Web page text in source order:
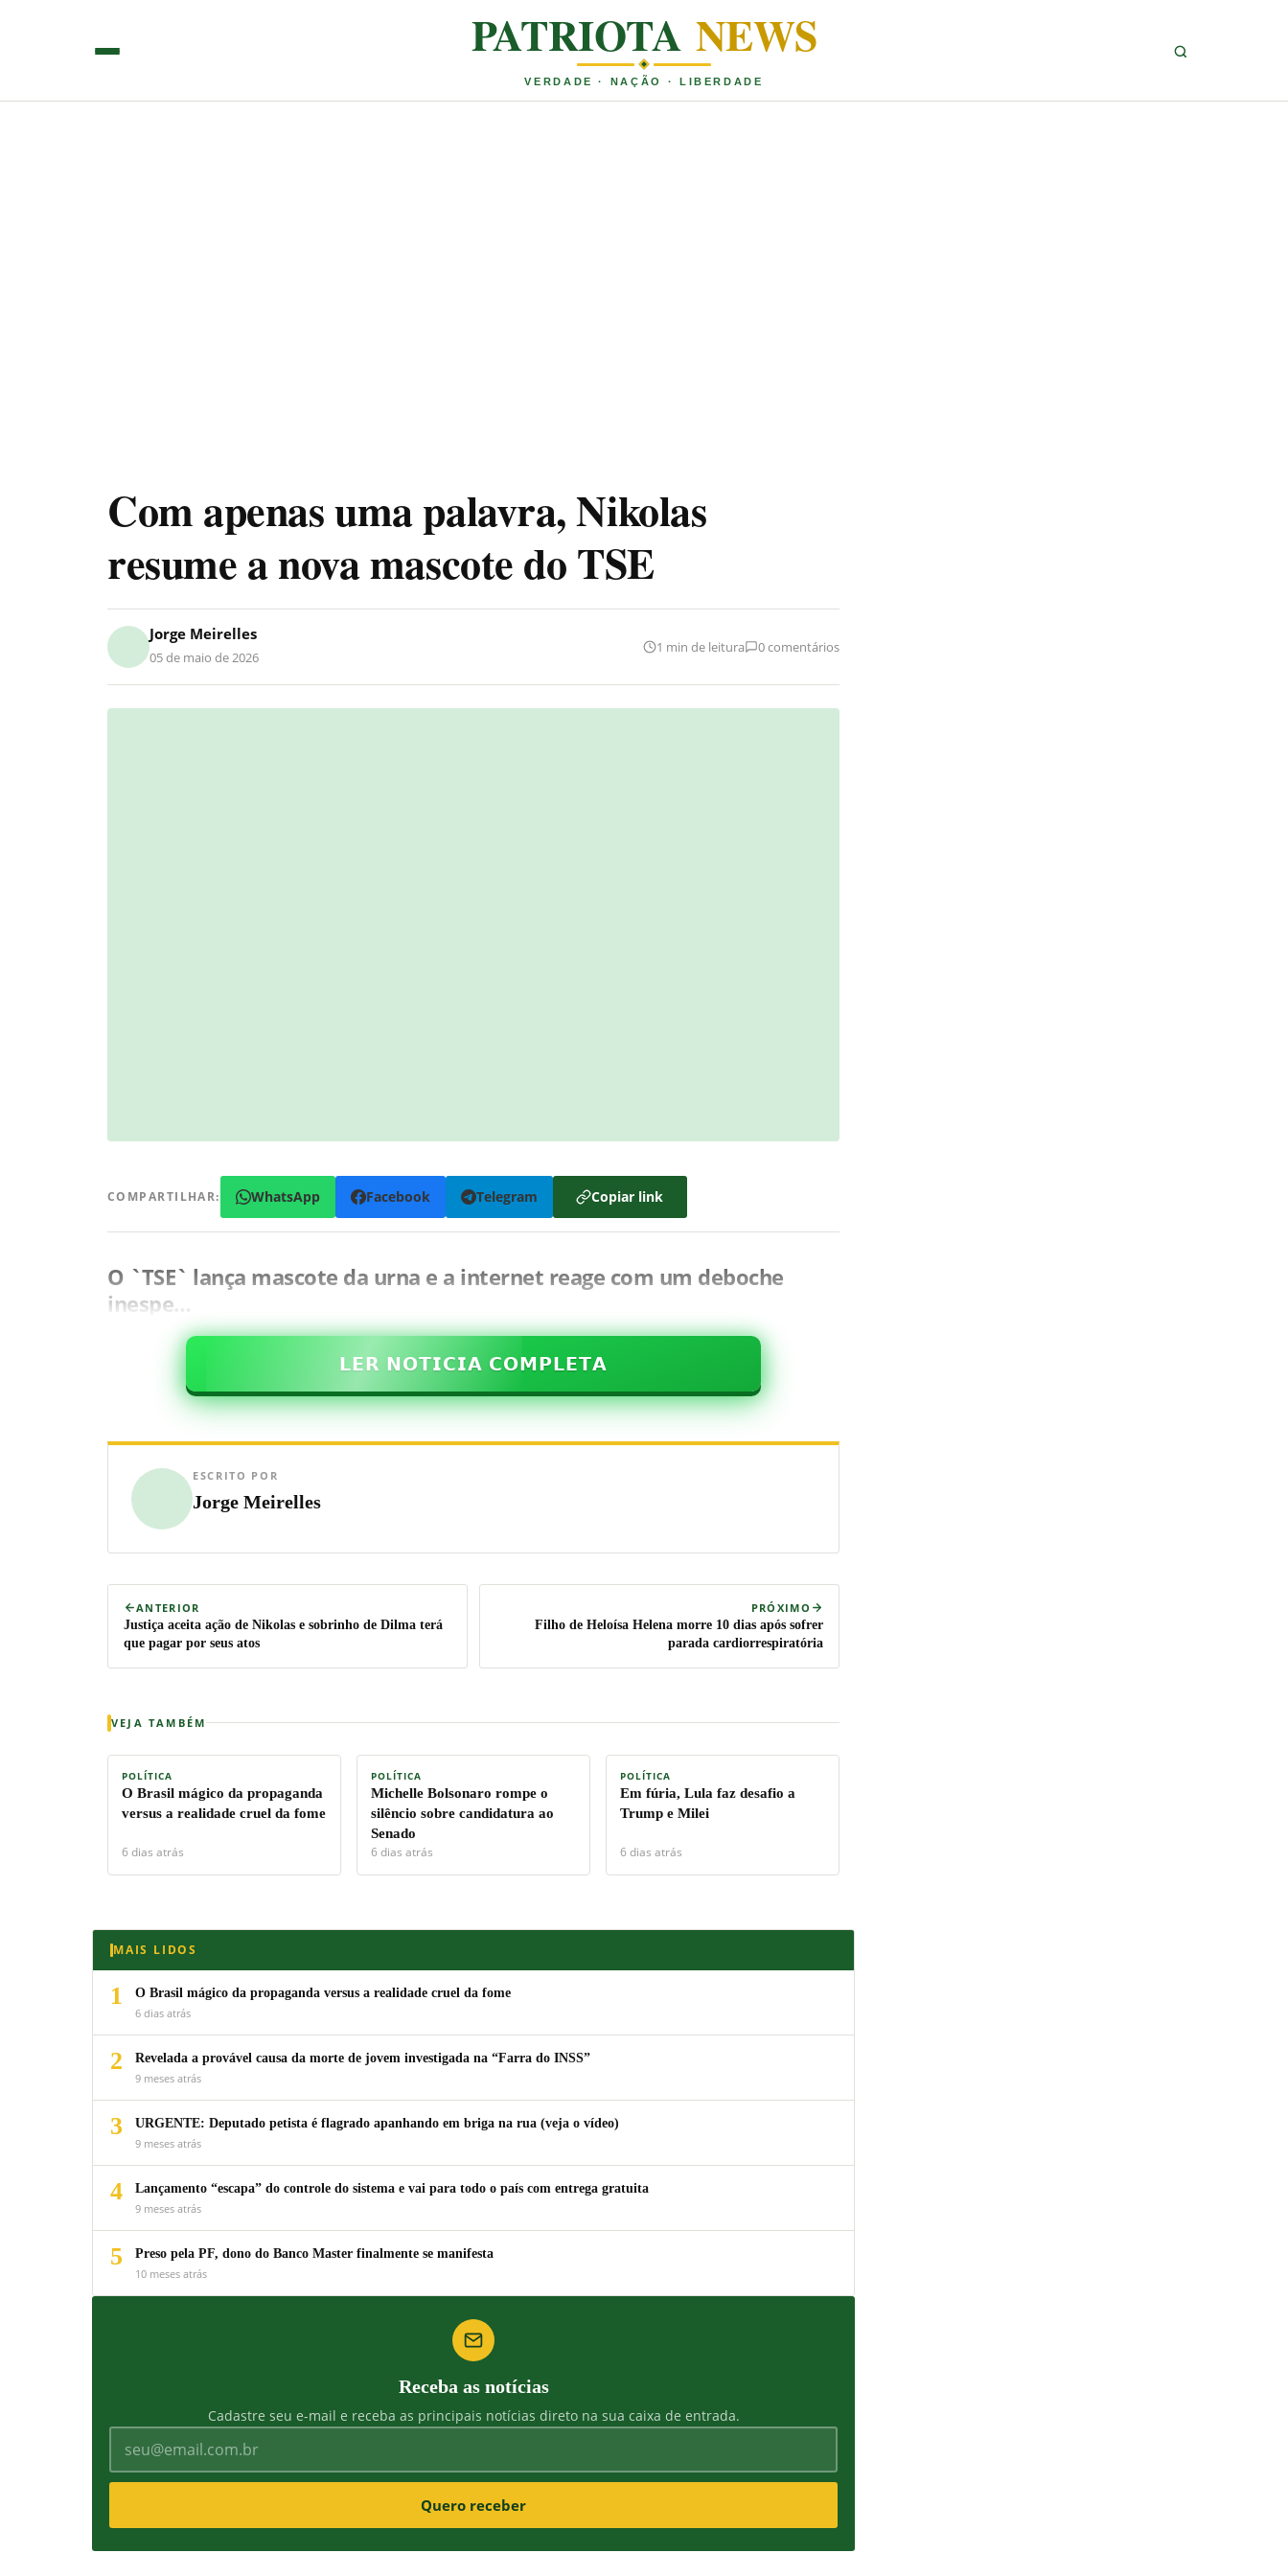
PATRIOTA NEWS
VERDADE · NAÇÃO · LIBERDADE
Com apenas uma palavra, Nikolas
resume a nova mascote do TSE
Jorge Meirelles
05 de maio de 2026
1 min de leitura 0 comentários
COMPARTILHAR: WhatsApp Facebook Telegram Copiar link
O `TSE` lança mascote da urna e a internet reage com um deboche
inespe…
𝗟𝗘𝗥 𝗡𝗢𝗧𝗜𝗖𝗜𝗔 𝗖𝗢𝗠𝗣𝗟𝗘𝗧𝗔
ESCRITO POR
Jorge Meirelles
ANTERIOR
Justiça aceita ação de Nikolas e sobrinho de Dilma terá
que pagar por seus atos
PRÓXIMO
Filho de Heloísa Helena morre 10 dias após sofrer
parada cardiorrespiratória
VEJA TAMBÉM
POLÍTICA
O Brasil mágico da propaganda
versus a realidade cruel da fome
6 dias atrás
POLÍTICA
Michelle Bolsonaro rompe o
silêncio sobre candidatura ao
Senado
6 dias atrás
POLÍTICA
Em fúria, Lula faz desafio a
Trump e Milei
6 dias atrás
MAIS LIDOS
1
O Brasil mágico da propaganda versus a realidade cruel da fome
6 dias atrás
2
Revelada a provável causa da morte de jovem investigada na “Farra do INSS”
9 meses atrás
3
URGENTE: Deputado petista é flagrado apanhando em briga na rua (veja o vídeo)
9 meses atrás
4
Lançamento “escapa” do controle do sistema e vai para todo o país com entrega gratuita
9 meses atrás
5
Preso pela PF, dono do Banco Master finalmente se manifesta
10 meses atrás
Receba as notícias
Cadastre seu e-mail e receba as principais notícias direto na sua caixa de entrada.
Quero receber